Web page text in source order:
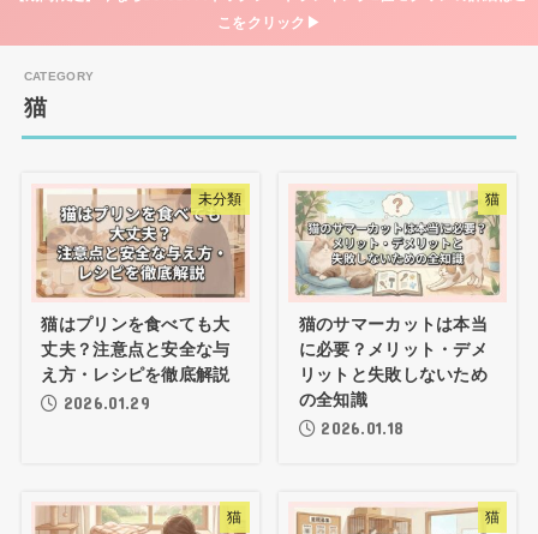
こをクリック▶
猫
未分類
猫はプリンを食べても大
丈夫？注意点と安全な与
え方・レシピを徹底解説
2026.01.29
猫
猫のサマーカットは本当
に必要？メリット・デメ
リットと失敗しないため
の全知識
2026.01.18
猫 猫